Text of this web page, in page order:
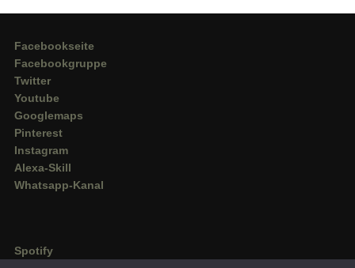
Facebookseite
Facebookgruppe
Twitter
Youtube
Googlemaps
Pinterest
Instagram
Alexa-Skill
Whatsapp-Kanal
Spotify